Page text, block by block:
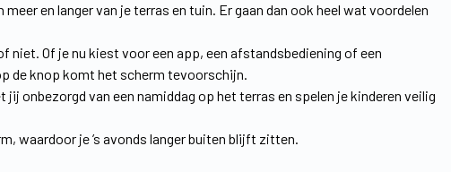
meer en langer van je terras en tuin. Er gaan dan ook heel wat voordelen
Of je nu kiest voor een app, een afstandsbediening of een
de knop komt het scherm tevoorschijn.
onbezorgd van een namiddag op het terras en spelen je kinderen veilig
waardoor je ’s avonds langer buiten blijft zitten.